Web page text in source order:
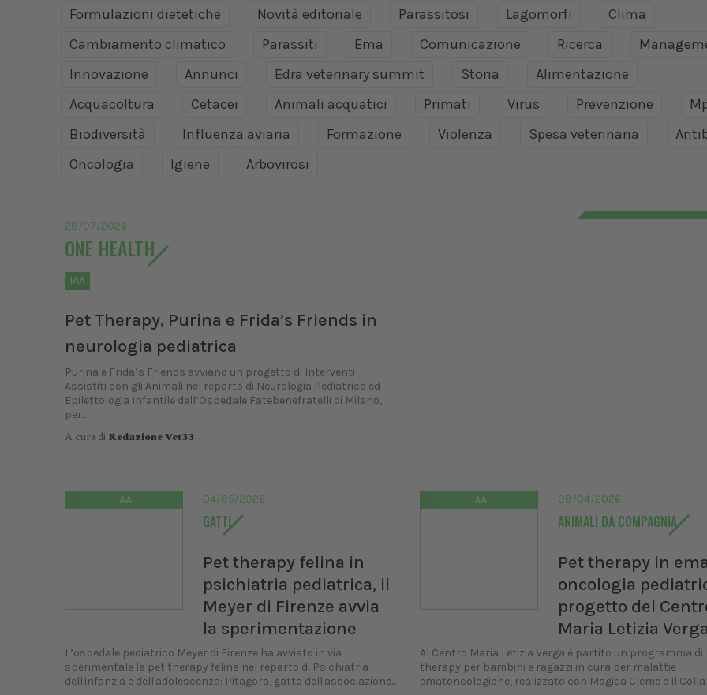
Formulazioni dietetiche
Novità editoriale Parassitosi Lagomorfi
Clima
Cambiamento climatico
Parassiti Ema Comunicazione Ricerca
Innovazione
Annunci Edra veterinary summit Storia
Alimentazione
Acquacoltura
Cetacei Animali acquatici Primati Virus Prevenzione
Biodiversità
Influenza aviaria Formazione Violenza Spesa veterinaria
Oncologia
Igiene Arbovirosi
28/07/2026
ONE HEALTH
IAA
Pet Therapy, Purina e Frida’s Friends in
neurologia pediatrica
Purina e Frida’s Friends avviano un progetto di Interventi
Assistiti con gli Animali nel reparto di Neurologia Pediatrica ed
Epilettologia Infantile dell’Ospedale Fatebenefratelli di Milano,
per...
A cura di Redazione Vet33
IAA 04/05/2026
GATTI
Pet therapy felina in
psichiatria pediatrica, il
Meyer di Firenze avvia
la sperimentazione
L’ospedale pediatrico Meyer di Firenze ha avviato in via
sperimentale la pet therapy felina nel reparto di Psichiatria
dell'infanzia e dell'adolescenza: Pitagora, gatto dell'associazione...
IAA 08/04/2026
ANIMALI DA COMPAGNIA
Pet therapy in
oncologia
progetto del
Maria Letizia Verga
Al Centro Maria Letizia Verga è partito un programma di
therapy per bambini e ragazzi in cura per malattie
ematoncologiche, realizzato con Magica Cleme e Il